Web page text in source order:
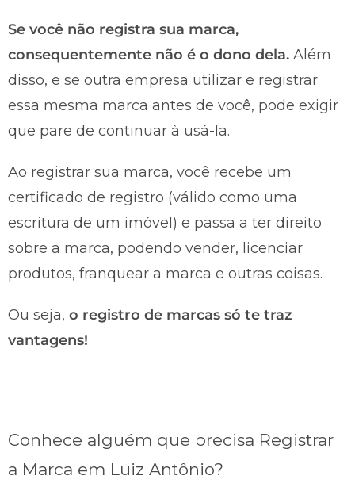
Se você não registra sua marca,
consequentemente não é o dono dela. Além
disso, e se outra empresa utilizar e registrar
essa mesma marca antes de você, pode exigir
que pare de continuar à usá-la.
Ao registrar sua marca, você recebe um
certificado de registro (válido como uma
escritura de um imóvel) e passa a ter direito
sobre a marca, podendo vender, licenciar
produtos, franquear a marca e outras coisas.
Ou seja, o registro de marcas só te traz
vantagens!
Conhece alguém que precisa Registrar
a Marca em Luiz Antônio?